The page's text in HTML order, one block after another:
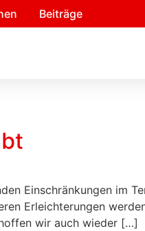
Beiträge
Einschränkungen im
Erleichterungen
wir auch wieder […]